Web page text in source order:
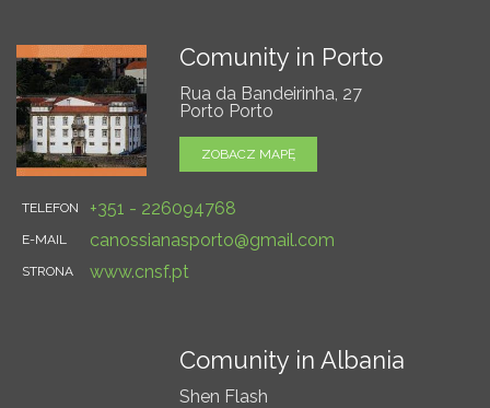
Comunity in Porto
Rua da Bandeirinha, 27
Porto Porto
ZOBACZ MAPĘ
TELEFON +351 - 226094768
E-MAIL canossianasporto@gmail.com
STRONA www.cnsf.pt
Comunity in Albania
Shen Flash